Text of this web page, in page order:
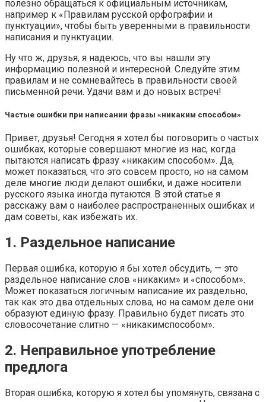
полезно обращаться к официальным источникам,
например к «Правилам русской орфографии и
пунктуации», чтобы быть уверенными в правильности
написания и пунктуации.
Ну что ж, друзья, я надеюсь, что вы нашли эту
информацию полезной и интересной. Следуйте этим
правилам и не сомневайтесь в правильности своей
письменной речи. Удачи вам и до новых встреч!
Частые ошибки при написании фразы «никаким способом»
Привет, друзья! Сегодня я хотел бы поговорить о частых
ошибках, которые совершают многие из нас, когда
пытаются написать фразу «никаким способом». Да,
может показаться, что это совсем просто, но на самом
деле многие люди делают ошибки, и даже носители
русского языка иногда путаются. В этой статье я
расскажу вам о наиболее распространенных ошибках и
дам советы, как избежать их.
1. Раздельное написание
Первая ошибка, которую я бы хотел обсудить, — это
раздельное написание слов «никаким» и «способом».
Может показаться логичным написание их раздельно,
так как это два отдельных слова, но на самом деле они
образуют единую фразу. Правильно будет писать это
словосочетание слитно — «никакимспособом».
2. Неправильное употребление
предлога
Вторая ошибка, которую я хотел бы упомянуть, связана с